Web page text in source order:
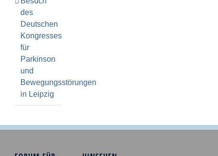
des
Deutschen
Kongresses
für
Parkinson
und
Bewegungsstörungen
in Leipzig